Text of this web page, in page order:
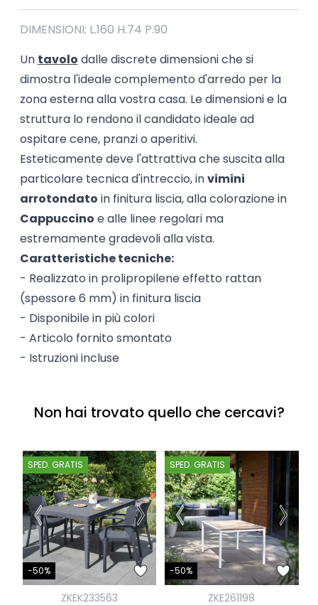
DIMENSIONI: L.160 H.74 P.90
Un tavolo dalle discrete dimensioni che si
dimostra l'ideale complemento d'arredo per la
zona esterna alla vostra casa. Le dimensioni e la
struttura lo rendono il candidato ideale ad
ospitare cene, pranzi o aperitivi.
Esteticamente deve l'attrattiva che suscita alla
particolare tecnica d'intreccio, invimini
arrotondato in finitura liscia, alla colorazione in
Cappuccino e alle linee regolari ma
estremamente gradevoli alla vista.
Caratteristiche tecniche:
- Realizzato in prolipropilene effetto rattan
(spessore 6 mm) in finitura liscia
- Disponibile in più colori
- Articolo fornito smontato
- Istruzioni incluse
Non hai trovato quello che cercavi?
SPED. GRATIS
-50%
ZKEK233563
SPED. GRATIS
-50%
ZKE261198